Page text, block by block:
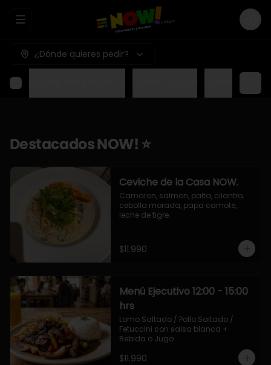
Abrir menu de navegación Login
¿Dónde quieres pedir?
Destacados NOW! ⭐
Ceviche de la Casa NOW.
Camaron, salmon, palta, cilantro,
cebolla morada, papa camote,
leche de tigre.
$11.990
Menú Ejecutivo 12:00 - 15:00
hrs
Lomo Saltado / Pollo Saltado /
Fetuccini con salsa blanca +
Bebida o Jugo
$11.990